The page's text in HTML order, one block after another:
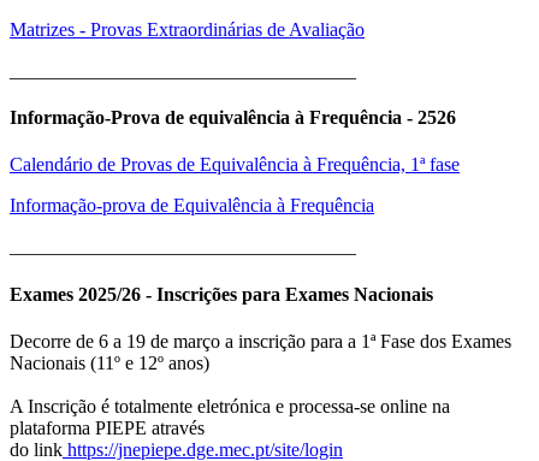
Matrizes - Provas Extraordinárias de Avaliação
Informação-Prova de equivalência à Frequência - 2526
Calendário de Provas de Equivalência à Frequência, 1ª fase
Informação-prova de Equivalência à Frequência
Exames 2025/26 - Inscrições para Exames Nacionais
Decorre de 6 a 19 de março a inscrição para a 1ª Fase dos Exames
Nacionais (11º e 12º anos)
A Inscrição é totalmente eletrónica e processa-se online na
plataforma PIEPE através
do link https://jnepiepe.dge.mec.pt/site/login